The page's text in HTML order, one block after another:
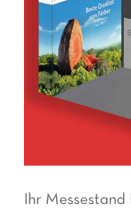
Ihr